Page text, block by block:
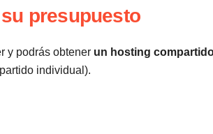
presupuesto
y podrás obtener un hosting
individual).